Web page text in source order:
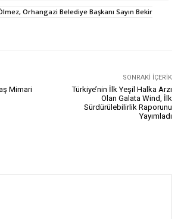
Orhangazi Belediye Başkanı Sayın Bekir
Mimari
SONRAKI İÇERIK
Türkiye’nin İlk Yeşil Halka Arzı
Olan Galata Wind, İlk
Sürdürülebilirlik Raporunu
Yayımladı